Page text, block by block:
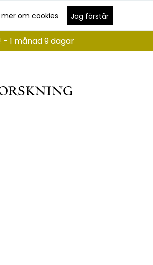
mer om cookies Jag förstår
1 månad 9 dagar